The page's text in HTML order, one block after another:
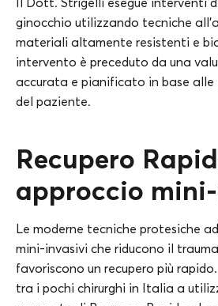
ginocchio utilizzando tecniche
materiali altamente resistenti e
intervento è preceduto da una
accurata e pianificato in base alle
del paziente.
Recupero
approccio
Le moderne tecniche protesiche
mini-invasivi che riducono il
favoriscono un recupero più
tra i pochi chirurghi in Italia a